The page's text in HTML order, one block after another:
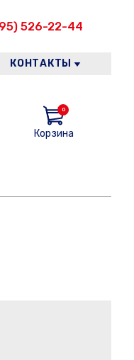
526-22-44
КОНТАКТЫ
Корзина
0